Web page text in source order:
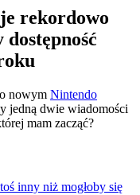
rekordowo
nowym Nintendo
jedną dwie wiadomości
mam zacząć?
inny niż mogłoby się